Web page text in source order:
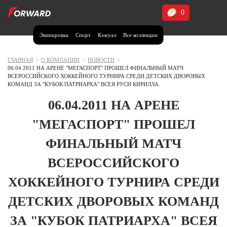
Экипировка Спорт Кэжуал Все коллекции
0
Москва и МО
Волгоградская область (1)
Воронежская область (1)
Иркутская область (2)
Калининградская область (1)
Краснодарский край (5)
Красноярский край (5)
Курская область (1)
Москва и МО (14)
Нижегородская область (1)
ГЛАВНАЯ > О КОМПАНИИ > НОВОСТИ >
06.04.2011 НА АРЕНЕ "МЕГАСПОРТ" ПРОШЕЛ ФИНАЛЬНЫЙ МАТЧ
ВСЕРОССИЙСКОГО ХОККЕЙНОГО ТУРНИРА СРЕДИ ДЕТСКИХ ДВОРОВЫХ
КОМАНД ЗА "КУБОК ПАТРИАРХА" ВСЕЯ РУСИ КИРИЛЛА.
06.04.2011 НА АРЕНЕ
"МЕГАСПОРТ" ПРОШЕЛ
ФИНАЛЬНЫЙ МАТЧ
ВСЕРОССИЙСКОГО
ХОККЕЙНОГО ТУРНИРА СРЕДИ
ДЕТСКИХ ДВОРОВЫХ КОМАНД
ЗА "КУБОК ПАТРИАРХА" ВСЕЯ